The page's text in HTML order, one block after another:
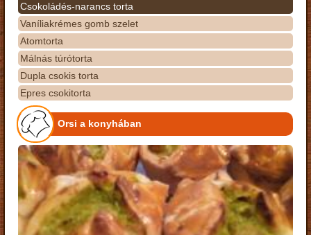
Csokoládés-narancs torta
Vaníliakrémes gomb szelet
Atomtorta
Málnás túrótorta
Dupla csokis torta
Epres csokitorta
Orsi a konyhában